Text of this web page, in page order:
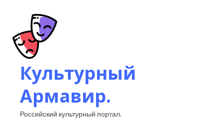
Культурный
Армавир.
Российский культурный портал.